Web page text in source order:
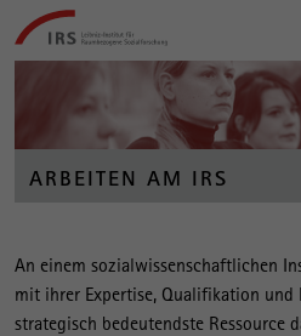
Gehe
direkt
Leibniz-
Institut
Raumbezogene
Sozialforschung
ARBEITEN AM IRS
Hauptinhalt
A
r
An einem sozialwissenschaftlichen
mit ihrer Expertise, Qualifikation
strategisch bedeutendste Ressource